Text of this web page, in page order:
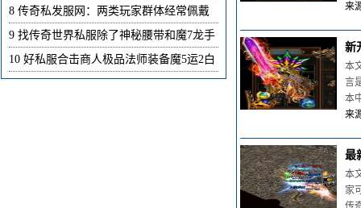
来
新
本
言
本
来
最
本
家
8 传奇私发服网：两类玩家群体经常佩戴
9 找传奇世界私服除了神秘腰带和魔7龙手
10 好私服合击商人极品法师装备魔5运2白